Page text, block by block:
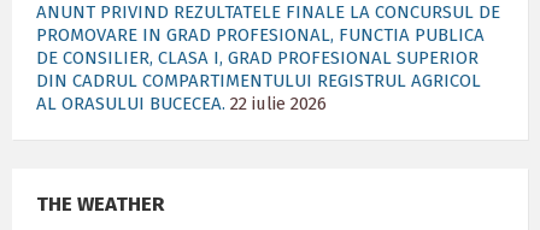
ANUNT PRIVIND REZULTATELE FINALE LA CONCURSUL DE
PROMOVARE IN GRAD PROFESIONAL, FUNCTIA PUBLICA
DE CONSILIER, CLASA I, GRAD PROFESIONAL SUPERIOR
DIN CADRUL COMPARTIMENTULUI REGISTRUL AGRICOL
AL ORASULUI BUCECEA. 22 iulie 2026
THE WEATHER